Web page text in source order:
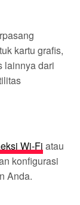
kartu grafis,
lainnya dari
Wi-Fi atau
konfigurasi
Anda.